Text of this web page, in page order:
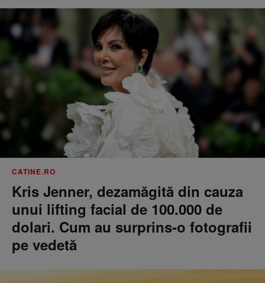
CATINE.RO
Kris Jenner, dezamăgită din cauza
unui lifting facial de 100.000 de
dolari. Cum au surprins-o fotografii
pe vedetă